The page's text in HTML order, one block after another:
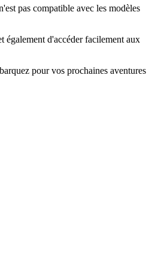
pas compatible avec les modèles
également d'accéder facilement aux
pour vos prochaines aventures